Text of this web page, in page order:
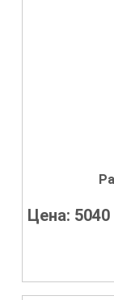
Цена: 5040